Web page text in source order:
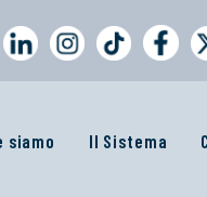
siamo Il Sistema